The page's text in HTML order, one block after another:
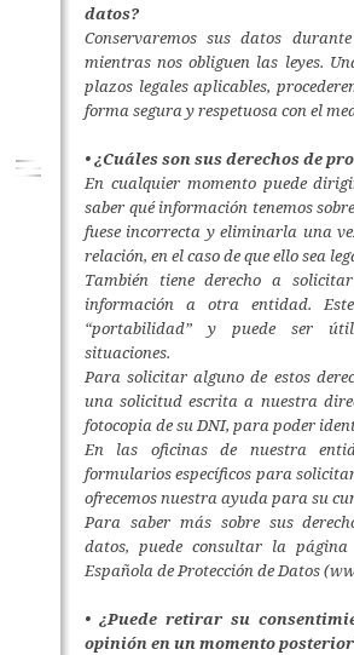
datos?
Conservaremos sus datos
mientras nos obliguen las leyes.
plazos legales aplicables,
forma segura y respetuosa con el
• ¿Cuáles son sus derechos de
En cualquier momento puede
saber qué información tenemos
fuese incorrecta y eliminarla una
relación, en el caso de que ello sea
También tiene derecho a
información a otra entidad.
“portabilidad” y puede ser
situaciones.
Para solicitar alguno de estos
una solicitud escrita a nuestra
fotocopia de su DNI, para poder
En las oficinas de nuestra
formularios específicos para
ofrecemos nuestra ayuda para su
Para saber más sobre sus
datos, puede consultar la
Española de Protección de Datos
• ¿Puede retirar su
opinión en un momento